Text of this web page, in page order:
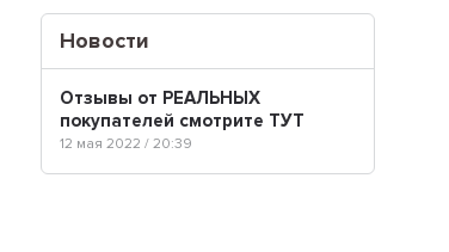
Новости
Отзывы от РЕАЛЬНЫХ
покупателей смотрите ТУТ
12 мая 2022 / 20:39